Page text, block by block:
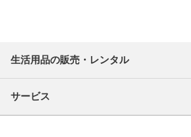
生活用品の販売・レンタル
サービス